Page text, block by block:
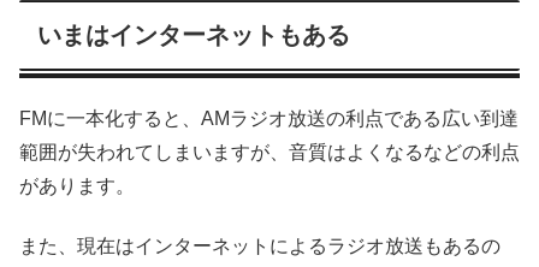
いまはインターネットもある
FMに一本化すると、AMラジオ放送の利点である広い到達
範囲が失われてしまいますが、音質はよくなるなどの利点
があります。
また、現在はインターネットによるラジオ放送もあるの